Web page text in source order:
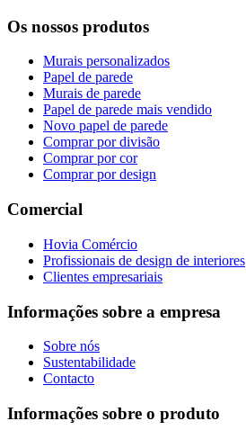
Os nossos produtos
Murais personalizados
Papel de parede
Murais de parede
Papel de parede mais vendido
Novo papel de parede
Comprar por divisão
Comprar por cor
Comprar por design
Comercial
Hovia Comércio
Profissionais de design de interiores
Clientes empresariais
Informações sobre a empresa
Sobre nós
Sustentabilidade
Contacto
Informações sobre o produto